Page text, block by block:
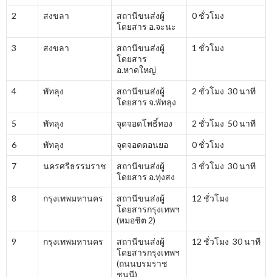
2 สงขลา
สถานีขนส่งผู้
โดยสาร อ.จะนะ
0 ชั่วโมง
3 สงขลา
สถานีขนส่งผู้
โดยสาร
อ.หาดใหญ่
1 ชั่วโมง
4 พัทลุง
สถานีขนส่งผู้
โดยสาร จ.พัทลุง
2 ชั่วโมง 30 นาที
5 พัทลุง จุดจอดโพธิ์ทอง 2 ชั่วโมง 50 นาที
6 พัทลุง จุดจอดดอนยอ 0 ชั่วโมง
7 นครศรีธรรมราช
สถานีขนส่งผู้
โดยสาร อ.ทุ่งสง
3 ชั่วโมง 30 นาที
8 กรุงเทพมหานคร
สถานีขนส่งผู้
โดยสารกรุงเทพฯ
(หมอชิต 2)
12 ชั่วโมง
9 กรุงเทพมหานคร
สถานีขนส่งผู้
โดยสารกรุงเทพฯ
(ถนนบรมราช
ชนนี)
12 ชั่วโมง 30 นาที